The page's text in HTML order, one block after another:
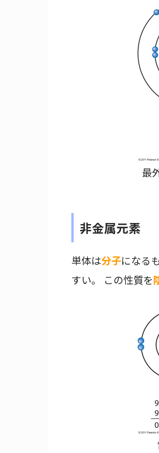
最
非金属元素
単体は分子になる
すい。 この性質を